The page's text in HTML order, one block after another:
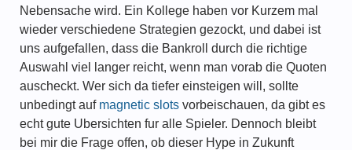
Nebensache wird. Ein Kollege haben vor Kurzem mal
wieder verschiedene Strategien gezockt, und dabei ist
uns aufgefallen, dass die Bankroll durch die richtige
Auswahl viel langer reicht, wenn man vorab die Quoten
auscheckt. Wer sich da tiefer einsteigen will, sollte
unbedingt auf magnetic slots vorbeischauen, da gibt es
echt gute Ubersichten fur alle Spieler. Dennoch bleibt
bei mir die Frage offen, ob dieser Hype in Zukunft